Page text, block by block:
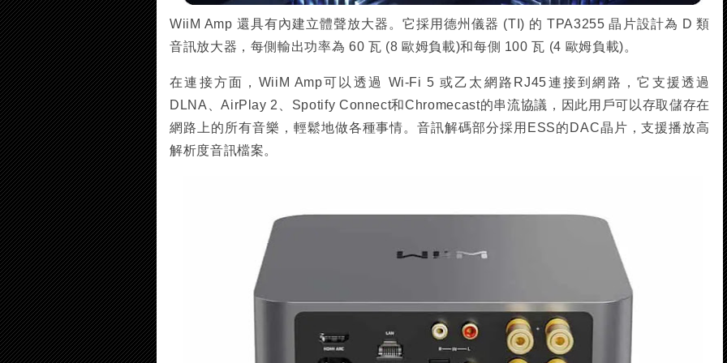
WiiM Amp 還具有內建立體聲放大器。它採用德州儀器 (TI) 的 TPA3255 晶片設計為 D 類
音訊放大器，每側輸出功率為 60 瓦 (8 歐姆負載)和每側 100 瓦 (4 歐姆負載)。
在連接方面，WiiM Amp可以透過 Wi-Fi 5 或乙太網路RJ45連接到網路，它支援透過
DLNA、AirPlay 2、Spotify Connect和Chromecast的串流協議，因此用戶可以存取儲存在
網路上的所有音樂，輕鬆地做各種事情。音訊解碼部分採用ESS的DAC晶片，支援播放高
解析度音訊檔案。